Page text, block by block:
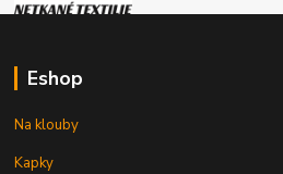
Eshop
Na klouby
Kapky